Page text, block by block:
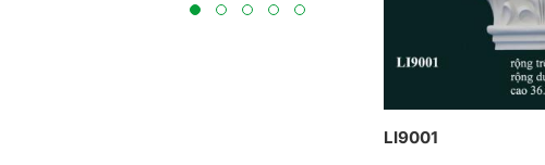
LI9001